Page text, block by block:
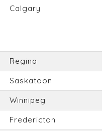
Calgary
Regina
Saskatoon
Winnipeg
Fredericton